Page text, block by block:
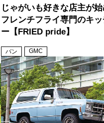
じゃがいも好きな店主が始
フレンチフライ専門のキッ
ー【FRIED pride】
バン GMC